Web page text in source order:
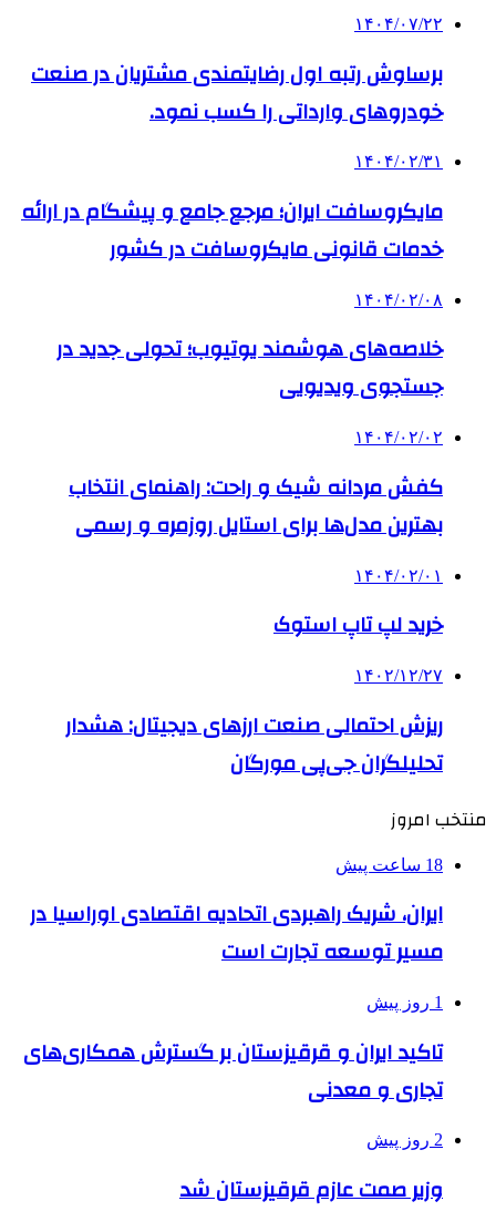
۱۴۰۴/۰۷/۲۲
برساوش رتبه اول رضایتمندی مشتریان در صنعت
خودروهای وارداتی را کسب نمود.
۱۴۰۴/۰۲/۳۱
مایکروسافت ایران؛ مرجع جامع و پیشگام در ارائه
خدمات قانونی مایکروسافت در کشور
۱۴۰۴/۰۲/۰۸
خلاصه‌های هوشمند یوتیوب؛ تحولی جدید در
جستجوی ویدیویی
۱۴۰۴/۰۲/۰۲
کفش مردانه شیک و راحت: راهنمای انتخاب
بهترین مدل‌ها برای استایل روزمره و رسمی
۱۴۰۴/۰۲/۰۱
خرید لپ تاپ استوک
۱۴۰۲/۱۲/۲۷
ریزش احتمالی صنعت ارزهای دیجیتال: هشدار
تحلیلگران جی‌پی مورگان
منتخب امروز
18 ساعت پیش
ایران، شریک راهبردی اتحادیه اقتصادی اوراسیا در
مسیر توسعه تجارت است
1 روز پیش
تاکید ایران و قرقیزستان بر گسترش همکاری‌های
تجاری و معدنی
2 روز پیش
وزیر صمت عازم قرقیزستان شد